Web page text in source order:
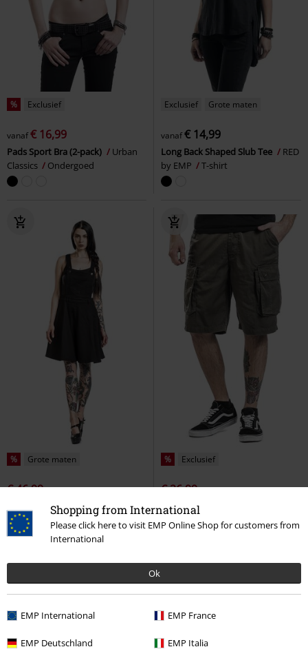
Shopping from International
Please click here to visit EMP Online Shop for customers from
International
Ok
EMP International EMP France
EMP Deutschland EMP Italia
% Exclusief
vanaf€ 16,99
Pads Sport Bra (2-pack)
Urban
Classics
Ondergoed
Exclusief Grote maten
vanaf€ 14,99
Long Back Shaped Slub Tee
RED
by EMP
T-shirt
% Grote maten
€ 46,99
Dakota Pinafore Dress
Hell
Bunny
Midi-jurk
% Exclusief
€ 26,99
Cody Vintage Shorts
Shorts